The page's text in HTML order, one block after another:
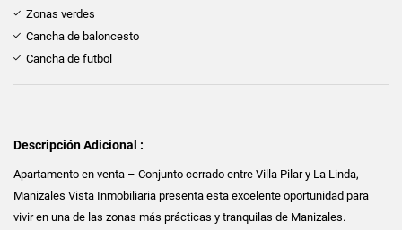
Zonas verdes
Cancha de baloncesto
Cancha de futbol
Descripción Adicional :
Apartamento en venta – Conjunto cerrado entre Villa Pilar y La Linda,
Manizales Vista Inmobiliaria presenta esta excelente oportunidad para
vivir en una de las zonas más prácticas y tranquilas de Manizales.